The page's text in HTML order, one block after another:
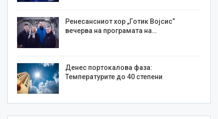
Ренесансниот хор „Готик Војсис“
вечерва на програмата на…
Денес портокалова фаза:
Температурите до 40 степени